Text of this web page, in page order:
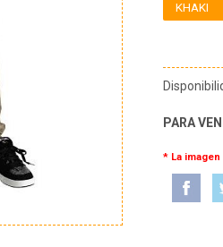
PARA
* La